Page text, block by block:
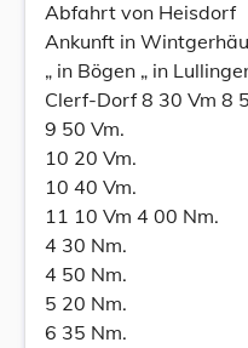
Abfahrt von Heisdorf
Ankunft in
„ in Bögen „ in
Clerf-Dorf 8 30 Vm 8
9 50 Vm.
10 20 Vm.
10 40 Vm.
11 10 Vm 4 00 Nm.
4 30 Nm.
4 50 Nm.
5 20 Nm.
6 35 Nm.